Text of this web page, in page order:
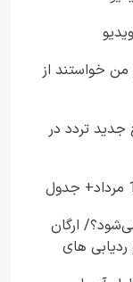
من خواستند از
جدید تردد در
ارگان
ردیابی های